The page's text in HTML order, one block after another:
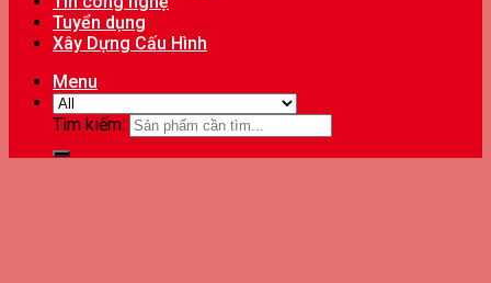
Tuyển dụng
Xây Dựng Cấu Hình
Menu
Tìm kiếm: